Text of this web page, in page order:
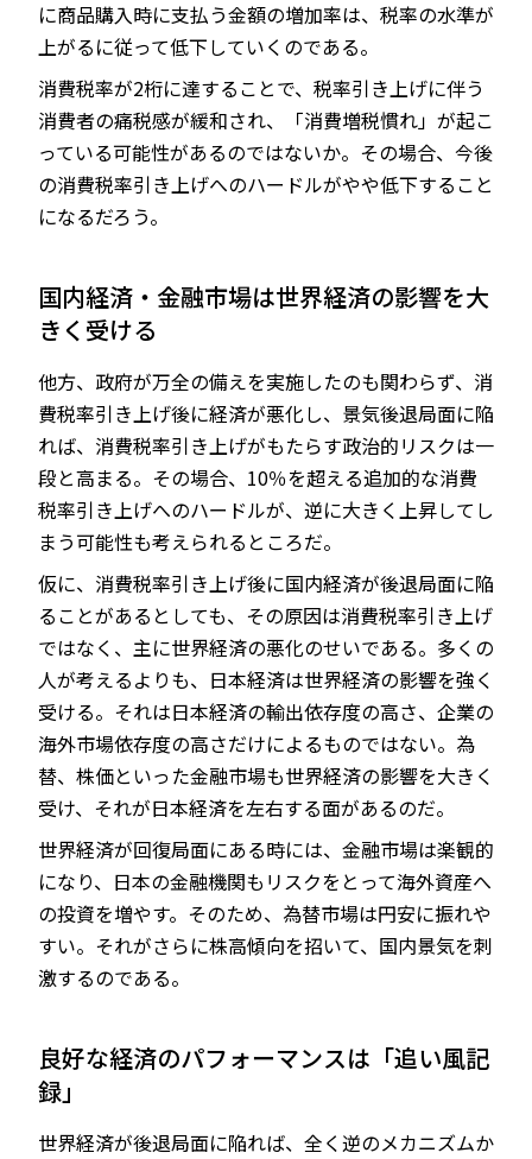
に商品購入時に支払う金額の増加率は、税率の水準が
上がるに従って低下していくのである。
消費税率が2桁に達することで、税率引き上げに伴う
消費者の痛税感が緩和され、「消費増税慣れ」が起こ
っている可能性があるのではないか。その場合、今後
の消費税率引き上げへのハードルがやや低下すること
になるだろう。
国内経済・金融市場は世界経済の影響を大
きく受ける
他方、政府が万全の備えを実施したのも関わらず、消
費税率引き上げ後に経済が悪化し、景気後退局面に陥
れば、消費税率引き上げがもたらす政治的リスクは一
段と高まる。その場合、10％を超える追加的な消費
税率引き上げへのハードルが、逆に大きく上昇してし
まう可能性も考えられるところだ。
仮に、消費税率引き上げ後に国内経済が後退局面に陥
ることがあるとしても、その原因は消費税率引き上げ
ではなく、主に世界経済の悪化のせいである。多くの
人が考えるよりも、日本経済は世界経済の影響を強く
受ける。それは日本経済の輸出依存度の高さ、企業の
海外市場依存度の高さだけによるものではない。為
替、株価といった金融市場も世界経済の影響を大きく
受け、それが日本経済を左右する面があるのだ。
世界経済が回復局面にある時には、金融市場は楽観的
になり、日本の金融機関もリスクをとって海外資産へ
の投資を増やす。そのため、為替市場は円安に振れや
すい。それがさらに株高傾向を招いて、国内景気を刺
激するのである。
良好な経済のパフォーマンスは「追い風記
録」
世界経済が後退局面に陥れば、全く逆のメカニズムか